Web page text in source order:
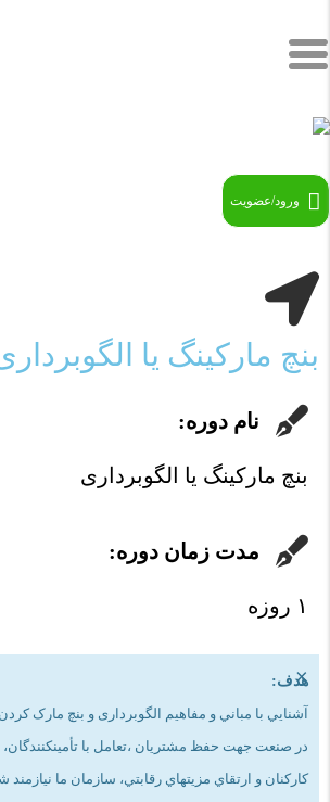
ورود/عضویت
بنچ مارکینگ یا
نام دوره:
بنچ مارکینگ یا الگوبرداری
مدت زمان دوره:
۱ روزه
هدف:
آشنايي با مباني و مفاهيم الگوبرداری و بنچ مارک
در صنعت جهت حفظ مشتریان ،تعامل با تأمينكنندگان،
كاركنان و ارتقاي مزيتهاي رقابتي، سازمان ما نيازمند
×